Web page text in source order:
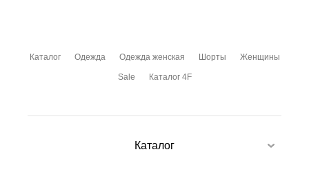
Каталог Одежда Одежда женская Шорты Женщины
Sale Каталог 4F
Каталог